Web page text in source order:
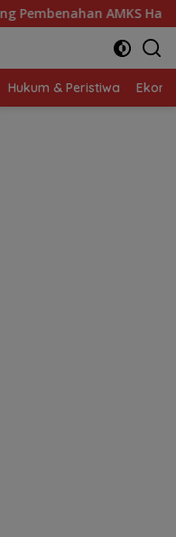
Ketua TP PKK
Hukum & Peristiwa